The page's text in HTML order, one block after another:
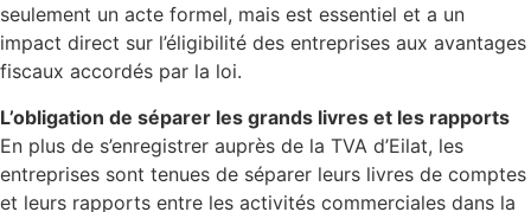
seulement un acte formel, mais est essentiel et a un
impact direct sur l’éligibilité des entreprises aux avantages
fiscaux accordés par la loi.
L’obligation de séparer les grands livres et les rapports
En plus de s’enregistrer auprès de la TVA d’Eilat, les
entreprises sont tenues de séparer leurs livres de comptes
et leurs rapports entre les activités commerciales dans la